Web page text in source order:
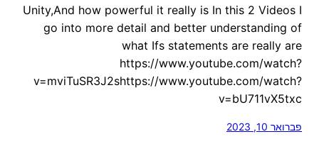
Unity,And how powerful it really is In this 2 Videos I
go into more detail and better understanding of
what Ifs statements are really are
https://www.youtube.com/watch?
v=mviTuSR3J2shttps://www.youtube.com/watch?
v=bU711vX5txc
פברואר 10, 2023